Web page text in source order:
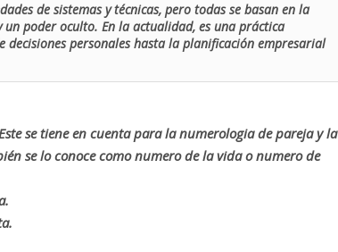
de sistemas y técnicas, pero todas se basan en la
poder oculto. En la actualidad, es una práctica
personales hasta la planificación empresarial
se tiene en cuenta para la numerologia de pareja y la
se lo conoce como numero de la vida o numero de